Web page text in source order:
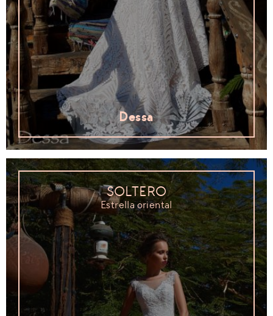
Dessa
SOLTERO
Estrella oriental